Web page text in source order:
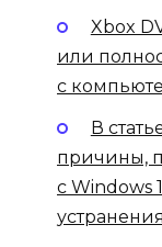
Xbox
или
с
В
причины,
с Windows
устранения